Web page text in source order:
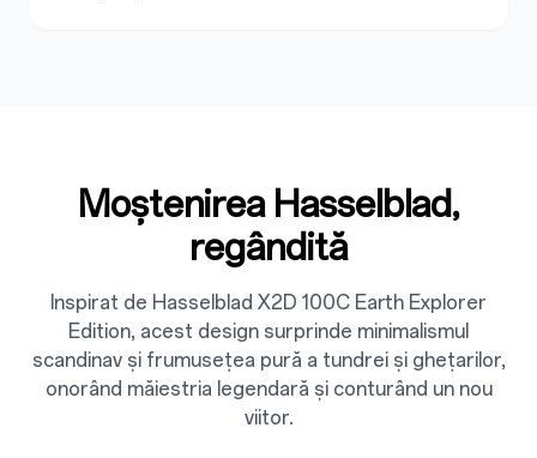
Moștenirea Hasselblad,
regândită
Inspirat de Hasselblad X2D 100C Earth Explorer
Edition, acest design surprinde minimalismul
scandinav și frumusețea pură a tundrei și ghețarilor,
onorând măiestria legendară și conturând un nou
viitor.